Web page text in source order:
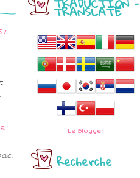
TRANSLATE
Le Blogger
Recherche